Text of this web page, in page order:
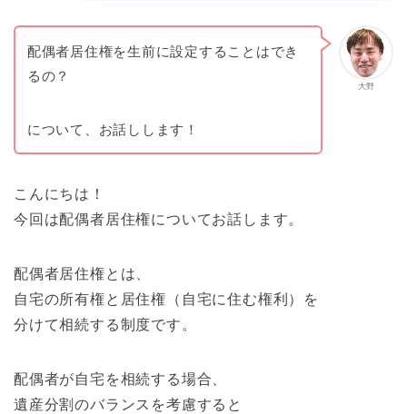
大野
配偶者居住権を生前に設定することはでき
るの？
について、お話しします！
こんにちは！
今回は配偶者居住権についてお話します。
配偶者居住権とは、
自宅の所有権と居住権（自宅に住む権利）を
分けて相続する制度です。
配偶者が自宅を相続する場合、
遺産分割のバランスを考慮すると